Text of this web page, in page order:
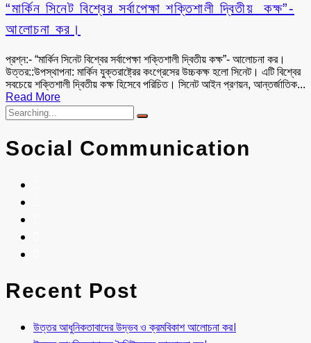
“মার্কিন সিনেট বিশ্বের সর্বাপেক্ষা শক্তিশালী দ্বিতীয় কক্ষ”-
আলোচনা কর।
প্রশ্ন:- “মার্কিন সিনেট বিশ্বের সর্বাপেক্ষা শক্তিশালী দ্বিতীয় কক্ষ”- আলোচনা কর।
উত্তর::উপস্থাপনা: মার্কিন যুক্তরাষ্ট্রের কংগ্রেসের উচ্চকক্ষ হলো সিনেট। এটি বিশ্বের
সবচেয়ে শক্তিশালী দ্বিতীয় কক্ষ হিসেবে পরিচিত। সিনেট আইন প্রণয়ন, আন্তর্জাতিক...
Read More
Social Communication
Recent Post
উত্তর আধুনিকতাবাদের উদ্ভব ও ক্রমবিকাশ আলোচনা কর।